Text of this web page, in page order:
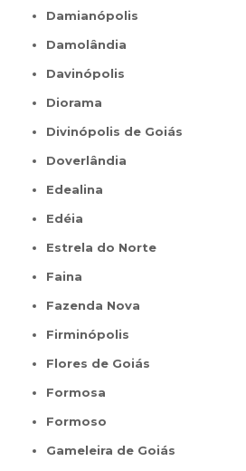
Damianópolis
Damolândia
Davinópolis
Diorama
Divinópolis de Goiás
Doverlândia
Edealina
Edéia
Estrela do Norte
Faina
Fazenda Nova
Firminópolis
Flores de Goiás
Formosa
Formoso
Gameleira de Goiás